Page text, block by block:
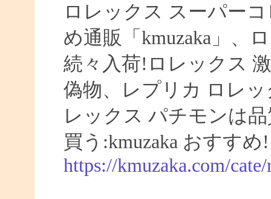
ロレックス スーパー
め通販「kmuzaka」、
続々入荷!ロレックス
偽物、レプリカ ロレ
レックス パチモンは
買う:kmuzaka おすすめ!
https://kmuzaka.com/